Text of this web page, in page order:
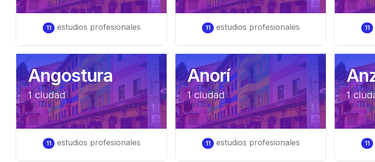
11 estudios profesionales 11 estudios profesionales 11
Angostura
1ciudad
11 estudios profesionales
Anorí
1ciudad
11 estudios profesionales
1
11